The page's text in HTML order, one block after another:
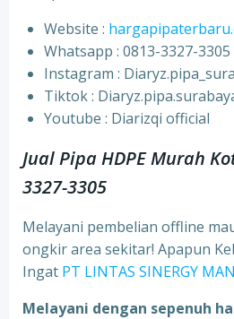
Website :
Whatsapp : 0813-3327-3305
⁠Instagram :
⁠Tiktok :
⁠Youtube : Diarizqi official
Jual Pipa HDPE Murah
3327-3305
Melayani pembelian offline
ongkir area sekitar! Apapun
Ingat PT LINTAS SINERGY
Melayani dengan sepenuh